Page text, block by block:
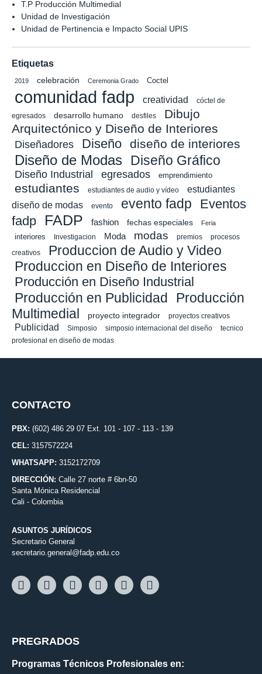
T.P Producción Multimedial
Unidad de Investigación
Unidad de Pertinencia e Impacto Social UPIS
Etiquetas
2019 celebración Ceremonia Grado Coctel
comunidad fadp creatividad
cóctel de
egresados
desarrollo humano desfiles
Dibujo
Arquitectónico y Diseño de Interiores
Diseñadores Diseño diseño de interiores
Diseño de Modas Diseño Gráfico
Diseño Industrial egresados emprendimiento
estudiantes estudiantes de audio y vídeo
estudiantes
diseño de modas
evento evento fadp
Eventos
fadp
FADP fashion fechas especiales Feria
interiores Investigacion Moda modas premios procesos
creativos Produccion de Audio y Video
Produccion en Diseño de Interiores
Producción en Diseño Industrial
Producción en Publicidad
Producción
Multimedial
proyecto integrador proyectos creativos
Publicidad Simposio simposio internacional del diseño
tecnico
profesional en diseño de modas
CONTACTO
PBX: (602) 486 29 07 Ext. 101 - 107 - 113 - 139
CEL: 3157572224
WHATSAPP: 3152172709
DIRECCIÓN: Calle 27 norte # 6bn-50
Santa Mónica Residencial
Cali - Colombia
ASUNTOS JURÍDICOS
Secretario General
secretario.general@fadp.edu.co
PREGRADOS
Programas Técnicos Profesionales en: